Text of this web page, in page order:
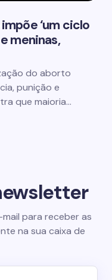
‘um ciclo
meninas,
do aborto
punição e
que maioria…
para receber as
na sua caixa de